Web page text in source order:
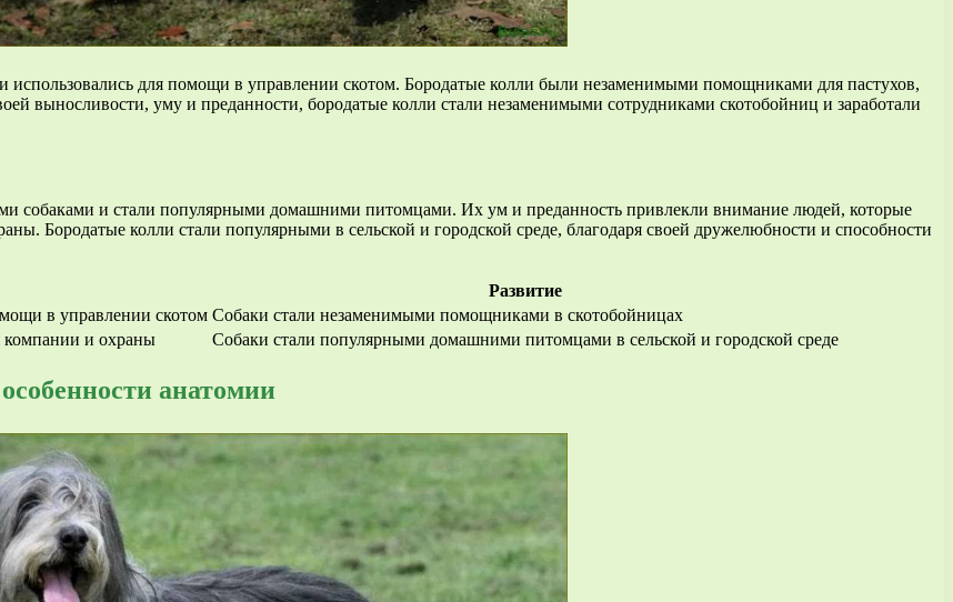
использовались для помощи в управлении скотом. Бородатые колли были незаменимыми помощниками для пастухов,
выносливости, уму и преданности, бородатые колли стали незаменимыми сотрудниками скотобойниц и заработали
собаками и стали популярными домашними питомцами. Их ум и преданность привлекли внимание людей, которые
Бородатые колли стали популярными в сельской и городской среде, благодаря своей дружелюбности и способности
Развитие
в управлении скотом Собаки стали незаменимыми помощниками в скотобойницах
компании и охраны Собаки стали популярными домашними питомцами в сельской и городской среде
анатомии